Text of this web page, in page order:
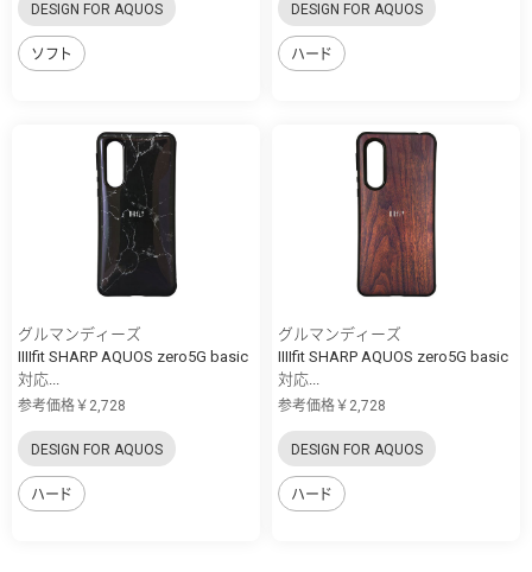
DESIGN FOR AQUOS
ソフト
DESIGN FOR AQUOS
ハード
グルマンディーズ
IIIIfit SHARP AQUOS zero5G basic
対応...
参考価格￥2,728
DESIGN FOR AQUOS
ハード
グルマンディーズ
IIIIfit SHARP AQUOS zero5G basic
対応...
参考価格￥2,728
DESIGN FOR AQUOS
ハード